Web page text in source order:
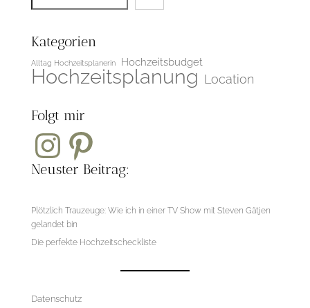
Kategorien
Alltag Hochzeitsplanerin Hochzeitsbudget
Hochzeitsplanung Location
Folgt mir
Instagram Pinterest
Neuster Beitrag:
Plötzlich Trauzeuge: Wie ich in einer TV Show mit Steven Gätjen
gelandet bin
Die perfekte Hochzeitscheckliste
Datenschutz